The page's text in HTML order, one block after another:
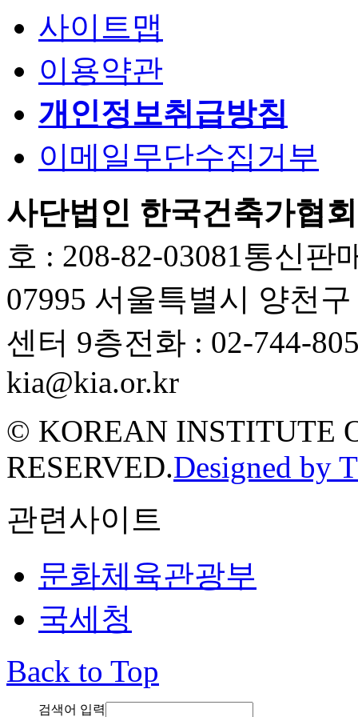
사이트맵
이용약관
개인정보취급방침
이메일무단수집거부
사단법인 한국건축가협회
호 : 208-82-03081통신판
07995 서울특별시 양천
센터 9층전화 : 02-744-
kia@kia.or.kr
© KOREAN INSTITUTE
RESERVED.Designed by
관련사이트
문화체육관광부
국세청
Back to Top
검색어 입력